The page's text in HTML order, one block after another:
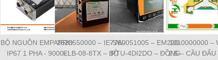
BỘ NGUỒN EMPARRO
IP67 1 PHA - 9000-
2828550000 – IE-SW-
ELB-08-8TX – BỘ
7760051005 – EM220-
RTU-4DI2DO – ĐỒNG
1010000000 –
2.5 – CẦU ĐẤU